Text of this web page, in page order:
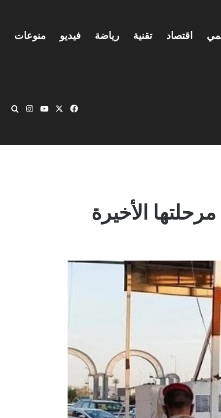
اقتصاد تقنية رياضة فيديو منوعات
فيسبوك ‫YouTube
الأخيرة